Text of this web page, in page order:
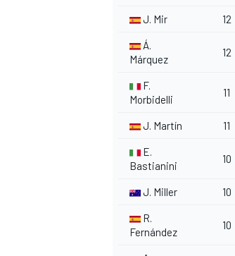
J. Mir 12
Á.
Márquez
12
F.
Morbidelli
11
J. Martín 11
E.
Bastianini
10
J. Miller 10
R.
Fernández
10